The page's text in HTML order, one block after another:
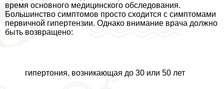
время основного медицинского обследования.
Большинство симптомов просто сходится с симптомами
первичной гипертензии. Однако внимание врача должно
быть возвращено:
гипертония, возникающая до 30 или 50 лет